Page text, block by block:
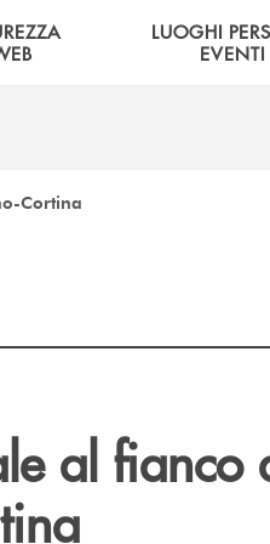
LUOGHI
EVENTI
Cortina
al fianco